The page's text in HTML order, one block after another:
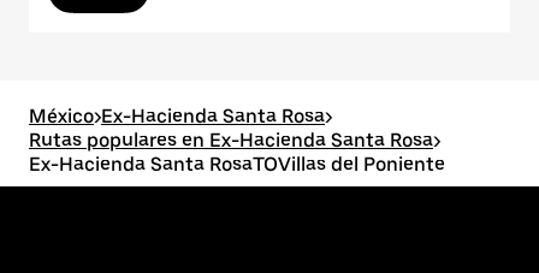
México>Ex-Hacienda Santa Rosa>
Rutas populares en Ex-Hacienda Santa Rosa>
Ex-Hacienda Santa RosaTOVillas del Poniente